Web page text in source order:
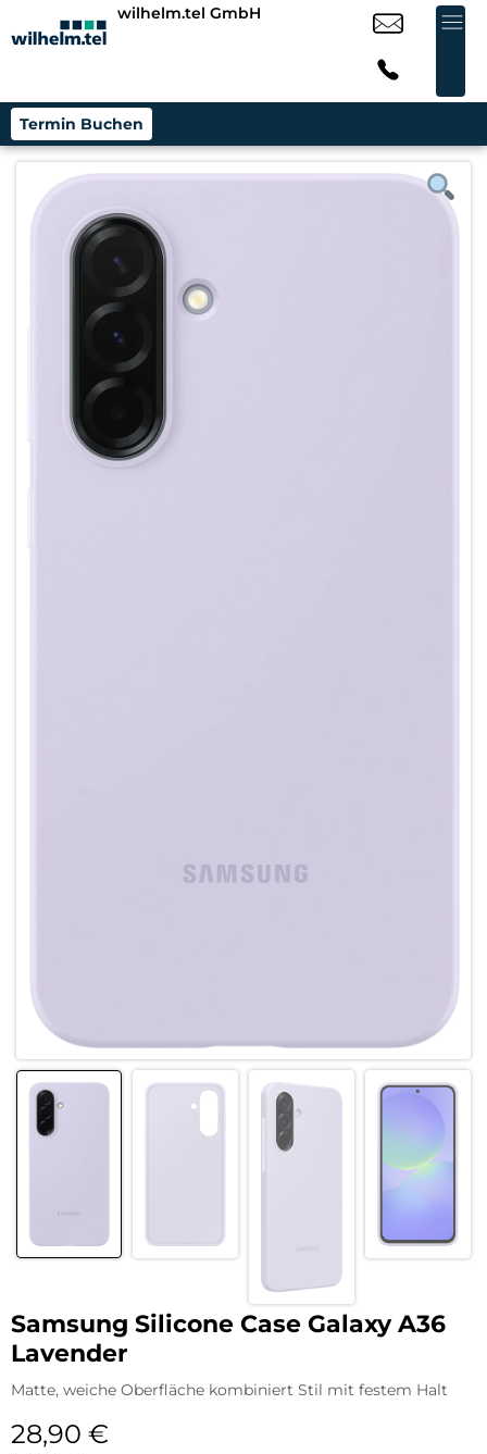
wilhelm.tel GmbH
Termin Buchen
Samsung Silicone Case Galaxy A36
Lavender
Matte, weiche Oberfläche kombiniert Stil mit festem Halt
28,90 €